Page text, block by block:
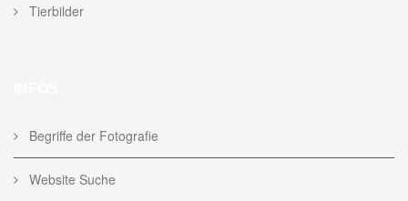
Tierbilder
Begriffe der Fotografie
Website Suche